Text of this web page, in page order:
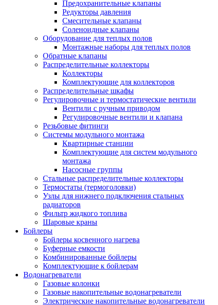
Предохранительные клапаны
Редукторы давления
Смесительные клапаны
Соленоидные клапаны
Оборудование для теплых полов
Монтажные наборы для теплых полов
Обратные клапаны
Распределительные коллекторы
Коллекторы
Комплектующие для коллекторов
Распределительные шкафы
Регулировочные и термостатические вентили
Вентили с ручным приводом
Регулировочные вентили и клапана
Резьбовые фитинги
Системы модульного монтажа
Квартирные станции
Комплектующие для систем модульного
монтажа
Насосные группы
Стальные распределительные коллекторы
Термостаты (термоголовки)
Узлы для нижнего подключения стальных
радиаторов
Фильтр жидкого топлива
Шаровые краны
Бойлеры
Бойлеры косвенного нагрева
Буферные емкости
Комбинированные бойлеры
Комплектующие к бойлерам
Водонагреватели
Газовые колонки
Газовые накопительные водонагреватели
Электрические накопительные водонагреватели